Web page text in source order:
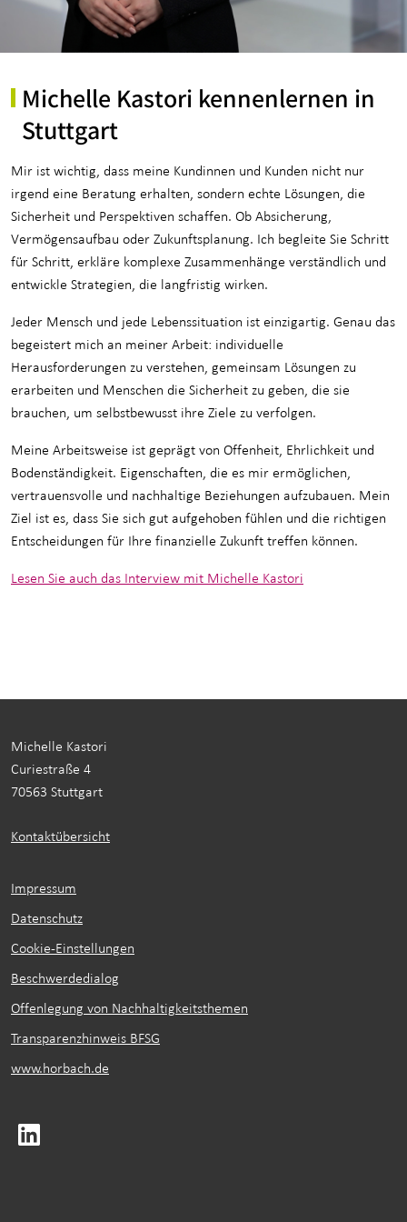
für Medizinberufe
Private Krankenvorsorge
Einkommenssicherung
Kindervorsorge
Sach- und Vermögenssicherung
Expat
Michelle Kastori kennenlernen in
Stuttgart
Mir ist wichtig, dass meine Kundinnen und Kunden nicht nur
irgend eine Beratung erhalten, sondern echte Lösungen, die
Sicherheit und Perspektiven schaffen. Ob Absicherung,
Vermögensaufbau oder Zukunftsplanung. Ich begleite Sie Schritt
für Schritt, erkläre komplexe Zusammenhänge verständlich und
entwickle Strategien, die langfristig wirken.
Jeder Mensch und jede Lebenssituation ist einzigartig. Genau das
begeistert mich an meiner Arbeit: individuelle
Herausforderungen zu verstehen, gemeinsam Lösungen zu
erarbeiten und Menschen die Sicherheit zu geben, die sie
brauchen, um selbstbewusst ihre Ziele zu verfolgen.
Meine Arbeitsweise ist geprägt von Offenheit, Ehrlichkeit und
Bodenständigkeit. Eigenschaften, die es mir ermöglichen,
vertrauensvolle und nachhaltige Beziehungen aufzubauen. Mein
Ziel ist es, dass Sie sich gut aufgehoben fühlen und die richtigen
Entscheidungen für Ihre finanzielle Zukunft treffen können.
Lesen Sie auch das Interview mit Michelle Kastori
Michelle Kastori
Curiestraße 4
70563 Stuttgart
Kontaktübersicht
Impressum
Datenschutz
Cookie-Einstellungen
Beschwerdedialog
Offenlegung von Nachhaltigkeitsthemen
Transparenzhinweis BFSG
www.horbach.de